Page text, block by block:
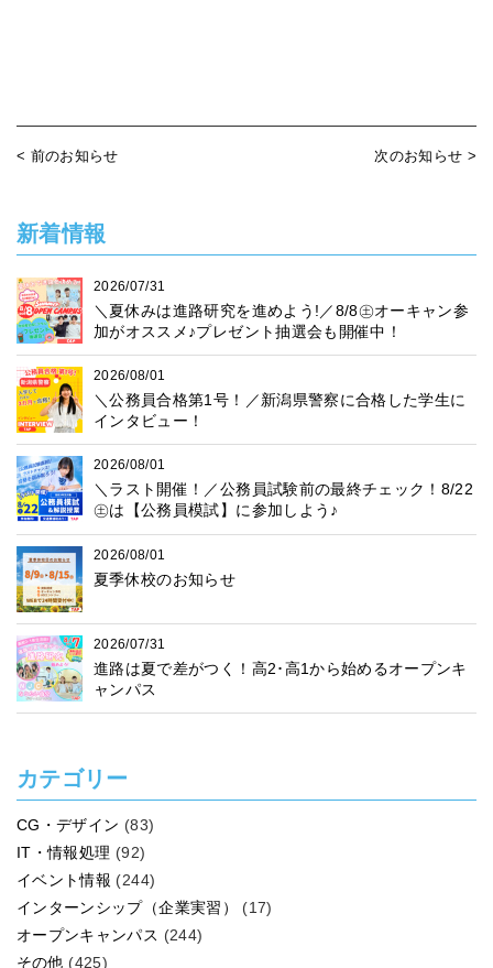
< 前のお知らせ 次のお知らせ >
新着情報
2026/07/31
＼夏休みは進路研究を進めよう!／8/8㊏オーキャン参
加がオススメ♪プレゼント抽選会も開催中！
2026/08/01
＼公務員合格第1号！／新潟県警察に合格した学生に
インタビュー！
2026/08/01
＼ラスト開催！／公務員試験前の最終チェック！8/22
㊏は【公務員模試】に参加しよう♪
2026/08/01
夏季休校のお知らせ
2026/07/31
進路は夏で差がつく！高2･高1から始めるオープンキ
ャンパス
カテゴリー
CG・デザイン (83)
IT・情報処理 (92)
イベント情報 (244)
インターンシップ（企業実習）
(17)
オープンキャンパス (244)
その他 (425)